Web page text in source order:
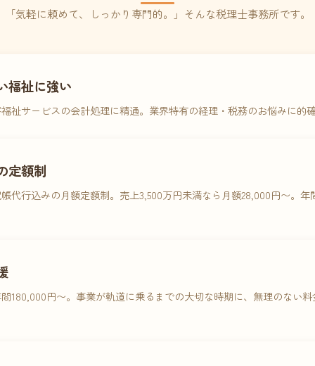
「気軽に頼めて、しっかり専門的。」そんな税理士事務所です。
福祉に強い
祉サービスの会計処理に精通。業界特有の経理・税務のお悩みに的
定額制
代行込みの月額定額制。売上3,500万円未満なら月額28,000円〜。年
180,000円〜。事業が軌道に乗るまでの大切な時期に、無理のない料